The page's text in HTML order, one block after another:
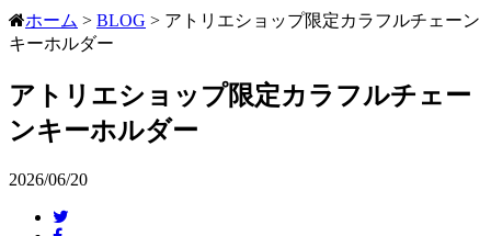
ホーム > BLOG > アトリエショップ限定カラフルチェーン
キーホルダー
アトリエショップ限定カラフルチェー
ンキーホルダー
2026/06/20